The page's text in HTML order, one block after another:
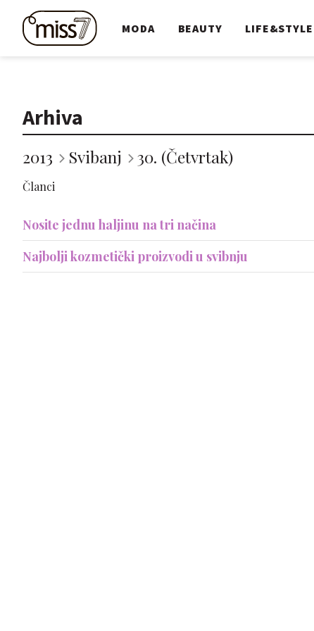
MODA BEAUTY LIFE&STYLE
Arhiva
2013 Svibanj 30. (Četvrtak)
Članci
Nosite jednu haljinu na tri načina
Najbolji kozmetički proizvodi u svibnju